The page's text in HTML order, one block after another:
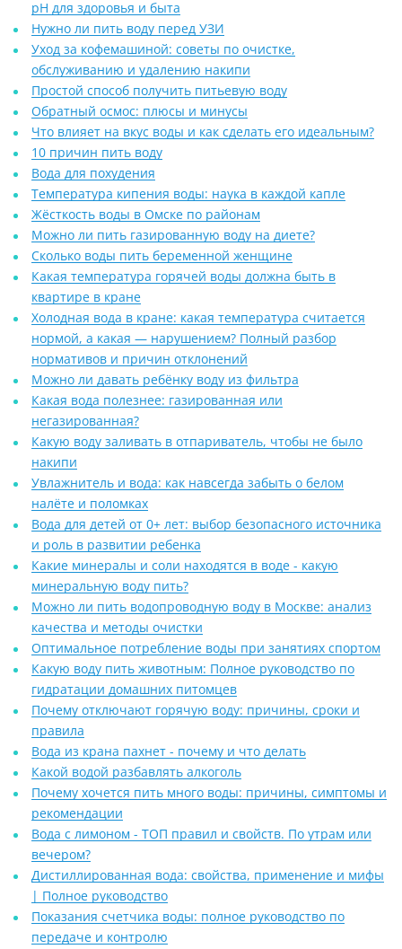
pH для здоровья и быта
Нужно ли пить воду перед УЗИ
Уход за кофемашиной: советы по очистке,
обслуживанию и удалению накипи
Простой способ получить питьевую воду
Обратный осмос: плюсы и минусы
Что влияет на вкус воды и как сделать его идеальным?
10 причин пить воду
Вода для похудения
Температура кипения воды: наука в каждой капле
Жёсткость воды в Омске по районам
Можно ли пить газированную воду на диете?
Сколько воды пить беременной женщине
Какая температура горячей воды должна быть в
квартире в кране
Холодная вода в кране: какая температура считается
нормой, а какая — нарушением? Полный разбор
нормативов и причин отклонений
Можно ли давать ребёнку воду из фильтра
Какая вода полезнее: газированная или
негазированная?
Какую воду заливать в отпариватель, чтобы не было
накипи
Увлажнитель и вода: как навсегда забыть о белом
налёте и поломках
Вода для детей от 0+ лет: выбор безопасного источника
и роль в развитии ребенка
Какие минералы и соли находятся в воде - какую
минеральную воду пить?
Можно ли пить водопроводную воду в Москве: анализ
качества и методы очистки
Оптимальное потребление воды при занятиях спортом
Какую воду пить животным: Полное руководство по
гидратации домашних питомцев
Почему отключают горячую воду: причины, сроки и
правила
Вода из крана пахнет - почему и что делать
Какой водой разбавлять алкоголь
Почему хочется пить много воды: причины, симптомы и
рекомендации
Вода с лимоном - ТОП правил и свойств. По утрам или
вечером?
Дистиллированная вода: свойства, применение и мифы
| Полное руководство
Показания счетчика воды: полное руководство по
передаче и контролю